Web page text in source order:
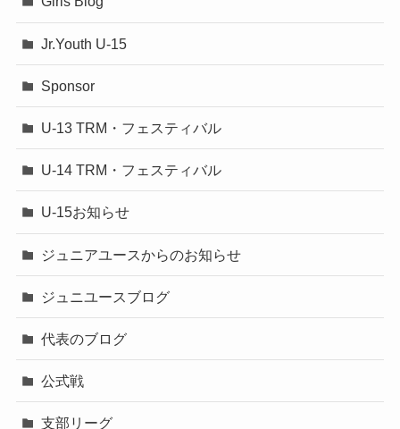
Jr.Youth U-15
Sponsor
U-13 TRM・フェスティバル
U-14 TRM・フェスティバル
U-15お知らせ
ジュニアユースからのお知らせ
ジュニユースブログ
代表のブログ
公式戦
支部リーグ